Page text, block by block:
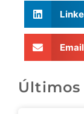
Email